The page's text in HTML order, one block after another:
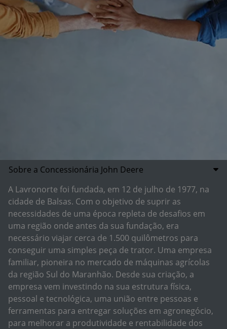
Sobre a Concessionária John Deere
A Lavronorte foi fundada, em 12 de julho de 1977, na
cidade de Balsas. Com o objetivo de suprir as
necessidades de uma época repleta de desafios em
uma região onde antes da sua fundação, era
necessário viajar cerca de 1.500 quilômetros para
conseguir uma simples peça de trator. Uma empresa
familiar, pioneira no mercado de máquinas agrícolas
da região Sul do Maranhão. Desde sua criação, a
empresa vem investindo na sua estrutura física,
pessoal e tecnológica, uma união entre pessoas e
ferramentas para entregar soluções em agronegócio,
para melhorar a produtividade e rentabilidade dos